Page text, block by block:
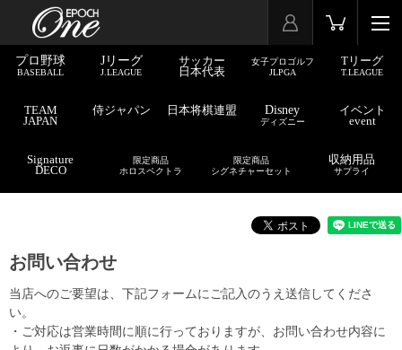
プロ野球
BASEBALL
Jリーグ
J.LEAGUE
サッカー
日本代表
女子プロゴルフ
JLPGA
Tリーグ
T.LEAGUE
TEAM
JAPAN
侍ジャパン 日本将棋連盟 Disney
ディズニー
イベント
event
Signature
DECO
限定商品
ホロスペクトラ
限定商品
シグネチャーセット
収納用品
サプライ
お問い合わせ
当店へのご要望は、下記フォームにご記入のうえ送信してくださ
い。
・ご対応は営業時間に順に行っておりますが、お問い合わせ内容に